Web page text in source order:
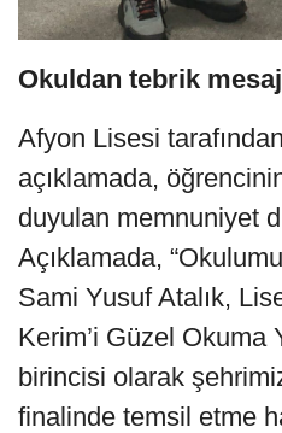
Okuldan tebrik
Afyon Lisesi
açıklamada,
duyulan memnuniyet
Açıklamada,
Sami Yusuf Atalık,
Kerim’i Güzel Okuma
birincisi olarak
finalinde temsil etme